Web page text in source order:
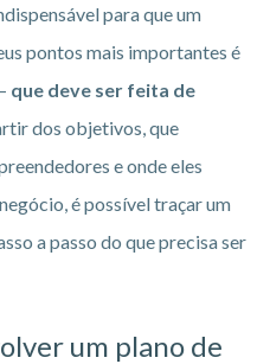
para que um
pontos mais importantes é
que deve ser feita de
dos objetivos, que
e onde eles
é possível traçar um
a passo do que precisa ser
um plano de